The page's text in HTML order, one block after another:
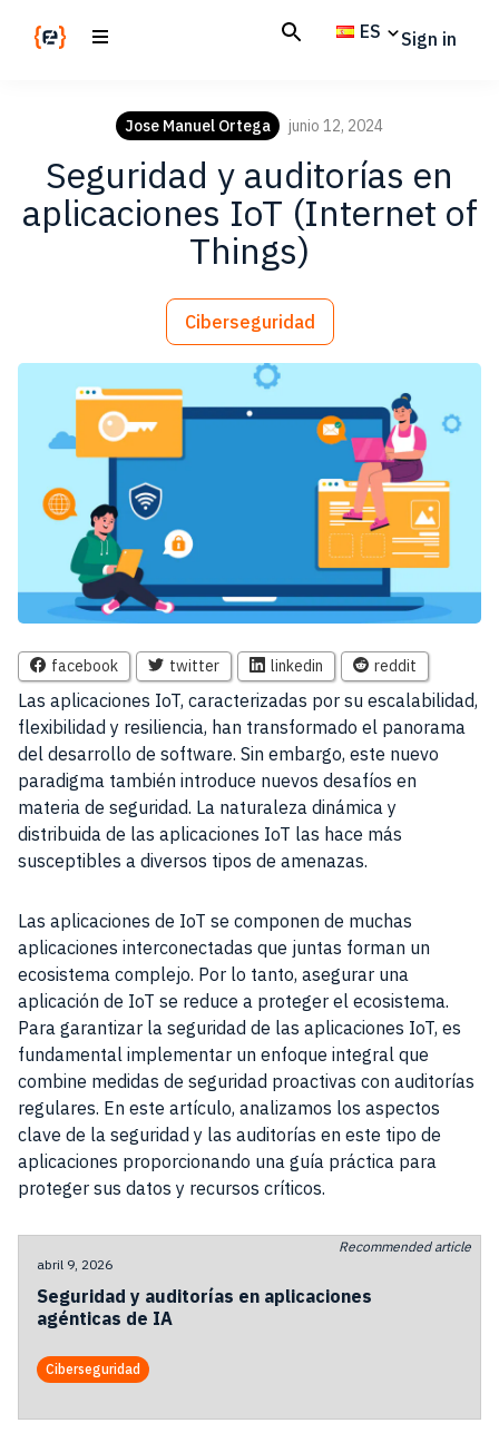
Magazine
future.
Together
ES Sign in
Jose Manuel Ortega junio 12, 2024
Seguridad y auditorías en
aplicaciones IoT (Internet of
Things)
Ciberseguridad
facebook twitter linkedin reddit
Las aplicaciones IoT, caracterizadas por su escalabilidad,
flexibilidad y resiliencia, han transformado el panorama
del desarrollo de software. Sin embargo, este nuevo
paradigma también introduce nuevos desafíos en
materia de seguridad. La naturaleza dinámica y
distribuida de las aplicaciones IoT las hace más
susceptibles a diversos tipos de amenazas.
Las aplicaciones de IoT se componen de muchas
aplicaciones interconectadas que juntas forman un
ecosistema complejo. Por lo tanto, asegurar una
aplicación de IoT se reduce a proteger el ecosistema.
Para garantizar la seguridad de las aplicaciones IoT, es
fundamental implementar un enfoque integral que
combine medidas de seguridad proactivas con auditorías
regulares. En este artículo, analizamos los aspectos
clave de la seguridad y las auditorías en este tipo de
aplicaciones proporcionando una guía práctica para
proteger sus datos y recursos críticos.
Recommended article
abril 9, 2026
Seguridad y auditorías en aplicaciones
agénticas de IA
Ciberseguridad